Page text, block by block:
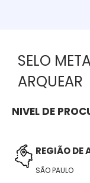
SELO
ARQUEAR
NIVEL DE
REGIÃO DE
SÃO PAULO